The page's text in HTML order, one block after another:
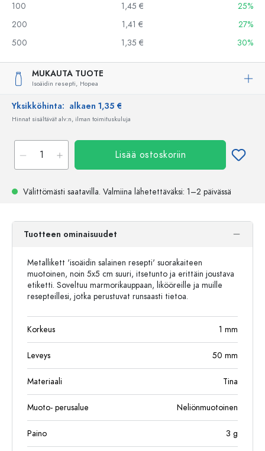
100
1,45 €
25%
200
1,41 €
27%
500
1,35 € 30%
MUKAUTA TUOTE
Isoäidin resepti, Hopea
Yksikköhinta: alkaen 1,35 €
Hinnat sisältävät alv:n, ilman toimituskuluja
Lisää ostoskoriin
Välittömästi saatavilla. Valmiina lähetettäväksi: 1–2 päivässä
Tuotteen ominaisuudet
Metallikett 'isoäidin salainen resepti' suorakaiteen
muotoinen, noin 5x5 cm suuri, itsetunto ja erittäin joustava
etiketti. Soveltuu marmorikauppaan, likööreille ja muille
resepteillesi, jotka perustuvat runsaasti tietoa.
Korkeus 1 mm
Leveys 50 mm
Materiaali Tina
Muoto- perusalue Neliönmuotoinen
Paino 3 g